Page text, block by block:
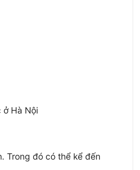
Hà Nội
Trong đó có thể kể đến